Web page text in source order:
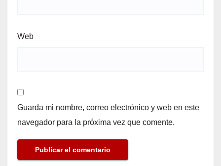
Web
Guarda mi nombre, correo electrónico y web en este
navegador para la próxima vez que comente.